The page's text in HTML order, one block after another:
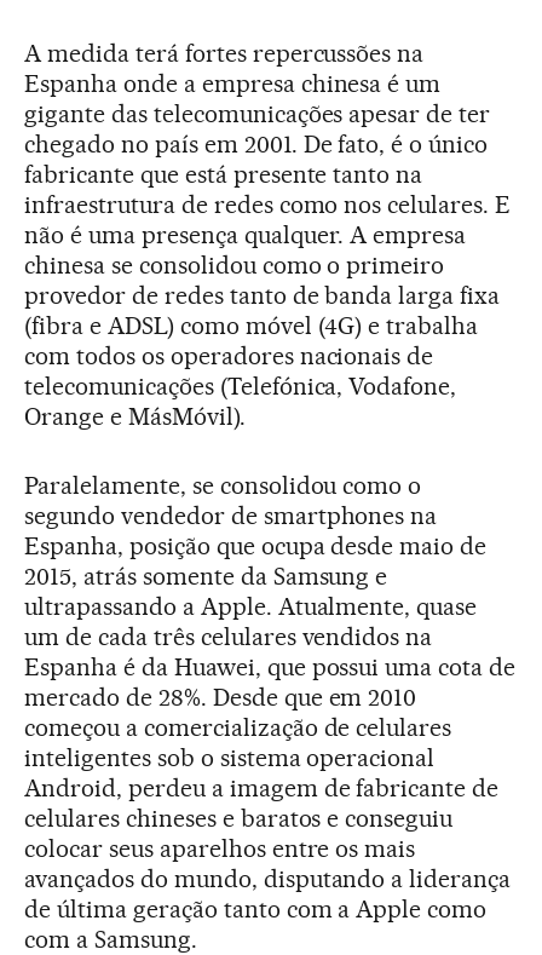
A medida terá fortes repercussões na
Espanha onde a empresa chinesa é um
gigante das telecomunicações apesar de ter
chegado no país em 2001. De fato, é o único
fabricante que está presente tanto na
infraestrutura de redes como nos celulares. E
não é uma presença qualquer. A empresa
chinesa se consolidou como o primeiro
provedor de redes tanto de banda larga fixa
(fibra e ADSL) como móvel (4G) e trabalha
com todos os operadores nacionais de
telecomunicações (Telefónica, Vodafone,
Orange e MásMóvil).
Paralelamente, se consolidou como o
segundo vendedor de smartphones na
Espanha, posição que ocupa desde maio de
2015, atrás somente da Samsung e
ultrapassando a Apple. Atualmente, quase
um de cada três celulares vendidos na
Espanha é da Huawei, que possui uma cota de
mercado de 28%. Desde que em 2010
começou a comercialização de celulares
inteligentes sob o sistema operacional
Android, perdeu a imagem de fabricante de
celulares chineses e baratos e conseguiu
colocar seus aparelhos entre os mais
avançados do mundo, disputando a liderança
de última geração tanto com a Apple como
com a Samsung.